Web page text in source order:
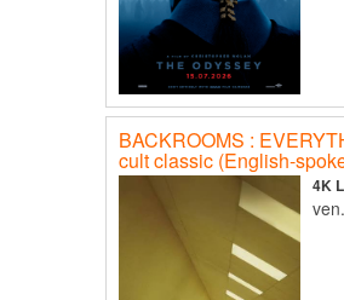
BACKROOMS :
cult classic (English-
4K